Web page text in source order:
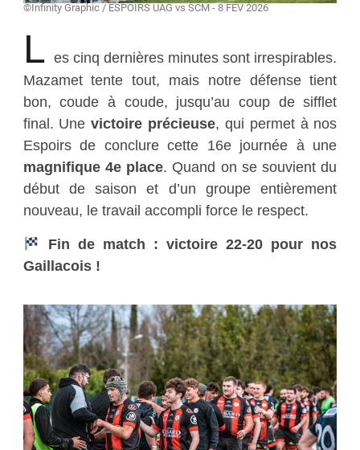
©Infinity Graphic / ESPOIRS UAG vs SCM - 8 FEV 2026
L es cinq dernières minutes sont irrespirables.
Mazamet tente tout, mais notre défense tient
bon, coude à coude, jusqu’au coup de sifflet
final. Unevictoire précieuse, qui permet à nos
Espoirs de conclure cette 16e journée à une
magnifique 4e place. Quand on se souvient du
début de saison et d’un groupe entièrement
nouveau, le travail accompli force le respect.
Fin de match : victoire 22-20 pour nos
Gaillacois !